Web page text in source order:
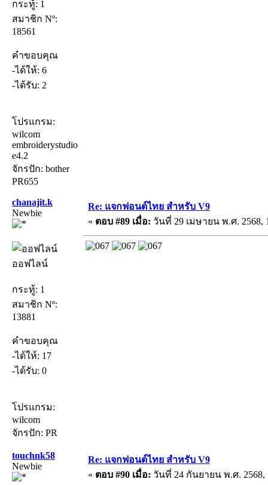
กระทู้: 1
สมาชิก Nº:
18561
คำขอบคุณ
-ได้ให้: 6
-ได้รับ: 2
โปรแกรม:
wilcom
embroiderystudio
e4.2
จักรปัก: bother
PR655
chanajit.k
Newbie
ออฟไลน์
กระทู้: 1
สมาชิก Nº:
13881
คำขอบคุณ
-ได้ให้: 17
-ได้รับ: 0
โปรแกรม:
wilcom
จักรปัก: PR
Re: แจกฟอนต์ไทย สำหรับ V9
« ตอบ #89 เมื่อ: วันที่ 29 เมษายน พ.ศ. 2568,
touchnk58
Newbie
Re: แจกฟอนต์ไทย สำหรับ V9
« ตอบ #90 เมื่อ: วันที่ 24 กันยายน พ.ศ. 2568,